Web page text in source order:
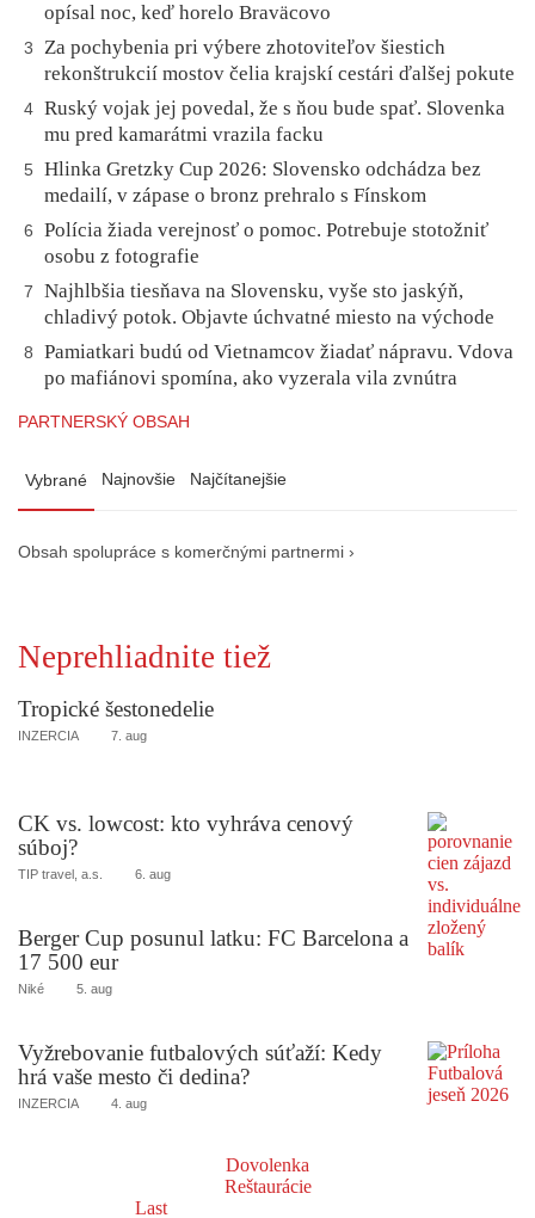
opísal noc, keď horelo Braväcovo
3
Za pochybenia pri výbere zhotoviteľov šiestich
rekonštrukcií mostov čelia krajskí cestári ďalšej pokute
4 Ruský vojak jej povedal, že s ňou bude spať. Slovenka
mu pred kamarátmi vrazila facku
5
Hlinka Gretzky Cup 2026: Slovensko odchádza bez
medailí, v zápase o bronz prehralo s Fínskom
6
Polícia žiada verejnosť o pomoc. Potrebuje stotožniť
osobu z fotografie
7
Najhlbšia tiesňava na Slovensku, vyše sto jaskýň,
chladivý potok. Objavte úchvatné miesto na východe
8
Pamiatkari budú od Vietnamcov žiadať nápravu. Vdova
po mafiánovi spomína, ako vyzerala vila zvnútra
PARTNERSKÝ OBSAH
Vybrané Najnovšie Najčítanejšie
Obsah spolupráce s komerčnými partnermi ›
Neprehliadnite tiež
Tropické šestonedelie
INZERCIA 7. aug
CK vs. lowcost: kto vyhráva cenový
súboj?
TIP travel, a.s. 6. aug
Berger Cup posunul latku: FC Barcelona a
17 500 eur
Niké 5. aug
Vyžrebovanie futbalových súťaží: Kedy
hrá vaše mesto či dedina?
INZERCIA 4. aug
Dovolenka
Reštaurácie
Last